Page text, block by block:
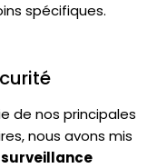
spécifiques.
de nos principales
nous avons mis